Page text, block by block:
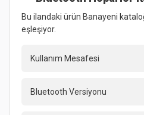
Bu ilandaki ürün Banayeni
eşleşiyor.
Kullanım Mesafesi
Bluetooth Versiyonu